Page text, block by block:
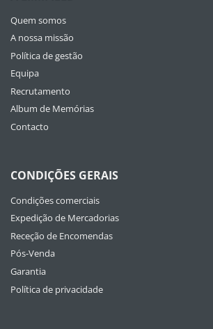
Quem somos
A nossa missão
Política de gestão
Equipa
Recrutamento
Album de Memórias
Contacto
CONDIÇÕES GERAIS
Condições comerciais
Expedição de Mercadorias
Receção de Encomendas
Pós-Venda
Garantia
Política de privacidade